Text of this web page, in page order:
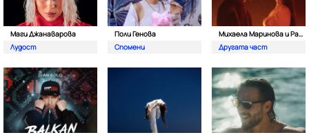
Маги Джанаварова
Лудост
Поли Генова
Спомени
Михаела Маринова и Pavell
Другата част